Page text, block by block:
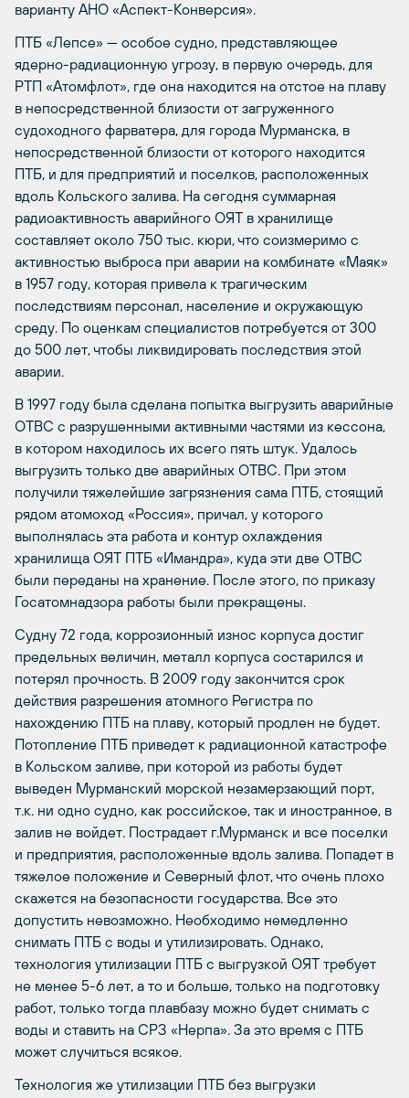
варианту АНО «Аспект-Конверсия».
ПТБ «Лепсе» — особое судно, представляющее
ядерно-радиационную угрозу, в первую очередь, для
РТП «Атомфлот», где она находится на отстое на плаву
в непосредственной близости от загруженного
судоходного фарватера, для города Мурманска, в
непосредственной близости от которого находится
ПТБ, и для предприятий и поселков, расположенных
вдоль Кольского залива. На сегодня суммарная
радиоактивность аварийного ОЯТ в хранилище
составляет около 750 тыс. кюри, что соизмеримо с
активностью выброса при аварии на комбинате «Маяк»
в 1957 году, которая привела к трагическим
последствиям персонал, население и окружающую
среду. По оценкам специалистов потребуется от 300
до 500 лет, чтобы ликвидировать последствия этой
аварии.
В 1997 году была сделана попытка выгрузить аварийные
ОТВС с разрушенными активными частями из кессона,
в котором находилось их всего пять штук. Удалось
выгрузить только две аварийных ОТВС. При этом
получили тяжелейшие загрязнения сама ПТБ, стоящий
рядом атомоход «Россия», причал, у которого
выполнялась эта работа и контур охлаждения
хранилища ОЯТ ПТБ «Имандра», куда эти две ОТВС
были переданы на хранение. После этого, по приказу
Госатомнадзора работы были прекращены.
Судну 72 года, коррозионный износ корпуса достиг
предельных величин, металл корпуса состарился и
потерял прочность. В 2009 году закончится срок
действия разрешения атомного Регистра по
нахождению ПТБ на плаву, который продлен не будет.
Потопление ПТБ приведет к радиационной катастрофе
в Кольском заливе, при которой из работы будет
выведен Мурманский морской незамерзающий порт,
т.к. ни одно судно, как российское, так и иностранное, в
залив не войдет. Пострадает г.Мурманск и все поселки
и предприятия, расположенные вдоль залива. Попадет в
тяжелое положение и Северный флот, что очень плохо
скажется на безопасности государства. Все это
допустить невозможно. Необходимо немедленно
снимать ПТБ с воды и утилизировать. Однако,
технология утилизации ПТБ с выгрузкой ОЯТ требует
не менее 5-6 лет, а то и больше, только на подготовку
работ, только тогда плавбазу можно будет снимать с
воды и ставить на СРЗ «Нерпа». За это время с ПТБ
может случиться всякое.
Технология же утилизации ПТБ без выгрузки